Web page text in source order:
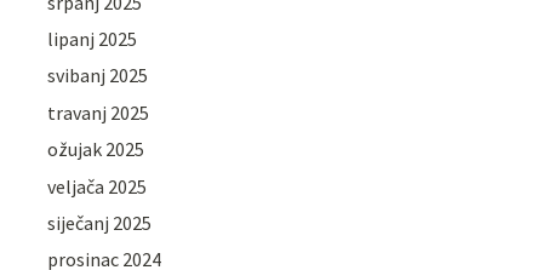
lipanj 2025
svibanj 2025
travanj 2025
ožujak 2025
veljača 2025
siječanj 2025
prosinac 2024